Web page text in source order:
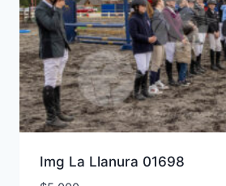
Img La Llanura 01698